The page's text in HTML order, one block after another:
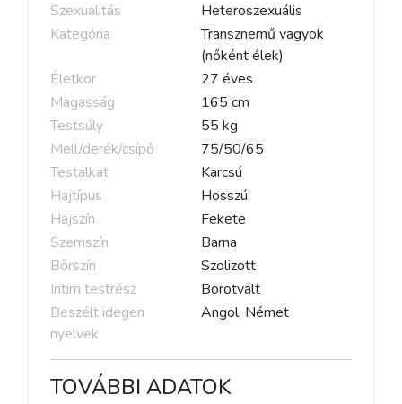
Szexualitás
Heteroszexuális
Kategória
Transznemű vagyok
(nőként élek)
Életkor
27 éves
Magasság
165 cm
Testsúly
55 kg
Mell/derék/csípő
75/50/65
Testalkat
Karcsú
Hajtípus
Hosszú
Hajszín
Fekete
Szemszín
Barna
Bőrszín
Szolizott
Intim testrész
Borotvált
Beszélt idegen
nyelvek
Angol, Német
TOVÁBBI ADATOK